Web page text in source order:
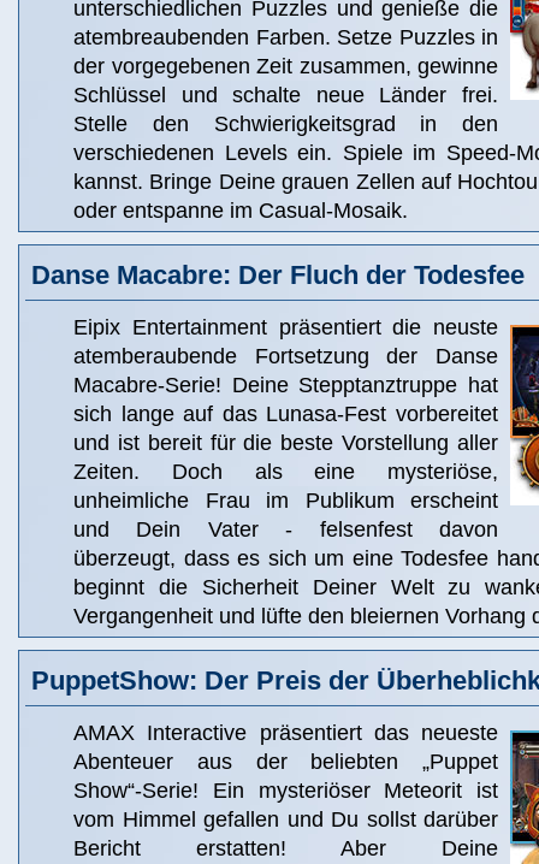
unterschiedlichen Puzzles und genieße die
atembreaubenden Farben. Setze Puzzles in
der vorgegebenen Zeit zusammen, gewinne
Schlüssel und schalte neue Länder frei.
Stelle den Schwierigkeitsgrad in den
verschiedenen Levels ein. Spiele im Speed-
kannst. Bringe Deine grauen Zellen auf
oder entspanne im Casual-Mosaik.
Danse Macabre: Der Fluch der Todesfee
Eipix Entertainment präsentiert die neuste
atemberaubende Fortsetzung der Danse
Macabre-Serie! Deine Stepptanztruppe hat
sich lange auf das Lunasa-Fest vorbereitet
und ist bereit für die beste Vorstellung aller
Zeiten. Doch als eine mysteriöse,
unheimliche Frau im Publikum erscheint
und Dein Vater - felsenfest davon
überzeugt, dass es sich um eine Todesfee
beginnt die Sicherheit Deiner Welt zu
Vergangenheit und lüfte den bleiernen Vorhang
PuppetShow: Der Preis der
AMAX Interactive präsentiert das neueste
Abenteuer aus der beliebten „Puppet
Show“-Serie! Ein mysteriöser Meteorit ist
vom Himmel gefallen und Du sollst darüber
Bericht erstatten! Aber Deine